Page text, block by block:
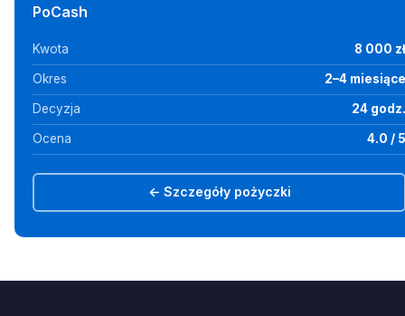
PoCash
Kwota 8 000 zł
Okres 2–4 miesiące
Decyzja 24 godz.
Ocena 4.0 / 5
← Szczegóły pożyczki